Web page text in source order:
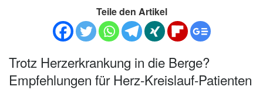
Teile den Artikel
Trotz Herzerkrankung in die Berge?
Empfehlungen für Herz-Kreislauf-Patienten